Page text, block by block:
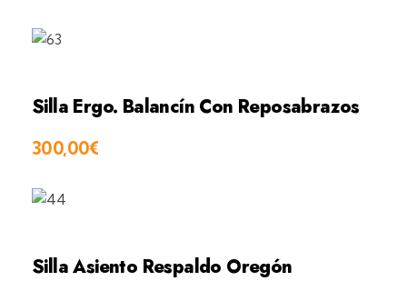
Silla Ergo. Balancín Con Reposabrazos
300,00€
Silla Asiento Respaldo Oregón